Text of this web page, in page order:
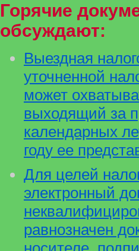
Горячие
обсуждают:
Выездная
уточненной
может
выходящий за
календарных
году ее
Для целей
электронный
равнозначен